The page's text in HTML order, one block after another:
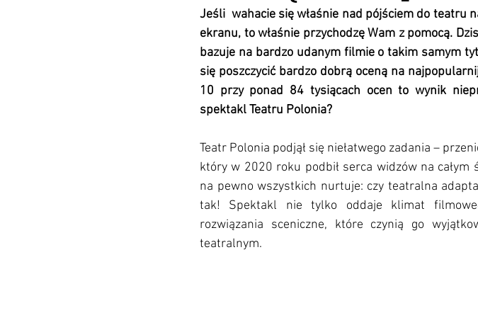
Jeśli  wahacie się właśnie nad pójściem do teatru
ekranu, to właśnie przychodzę Wam z pomocą.
bazuje na bardzo udanym filmie o takim samym
się poszczycić bardzo dobrą oceną na
10 przy ponad 84 tysiącach ocen to wynik
spektakl Teatru Polonia?
Teatr Polonia podjął się niełatwego zadania –
który w 2020 roku podbił serca widzów na
na pewno wszystkich nurtuje: czy teatralna
tak! Spektakl nie tylko oddaje klimat
rozwiązania sceniczne, które czynią go
teatralnym.